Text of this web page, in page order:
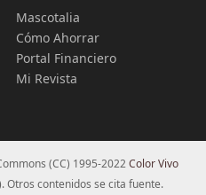
Mascotalia
Cómo Ahorrar
Portal Financiero
Mi Revista
(CC) 1995-2022Color Vivo
Otros contenidos se cita fuente.